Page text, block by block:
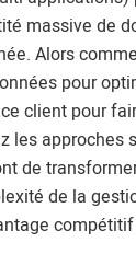
massive de
Alors
pour
client pour
les approches
de
de la